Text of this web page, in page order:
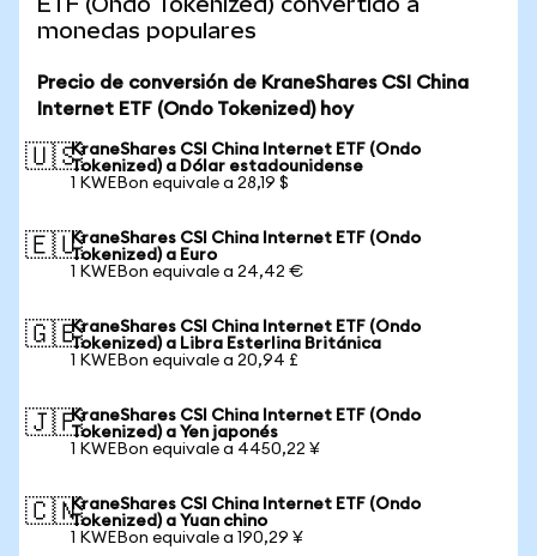
monedas populares
Precio de conversión de KraneShares CSI China
Internet ETF (Ondo Tokenized) hoy
🇺🇸KraneShares CSI China Internet ETF (Ondo
Tokenized) a Dólar estadounidense
1 KWEBon equivale a 28,19 $
🇪🇺KraneShares CSI China Internet ETF (Ondo
Tokenized) a Euro
1 KWEBon equivale a 24,42 €
🇬🇧KraneShares CSI China Internet ETF (Ondo
Tokenized) a Libra Esterlina Británica
1 KWEBon equivale a 20,94 £
🇯🇵KraneShares CSI China Internet ETF (Ondo
Tokenized) a Yen japonés
1 KWEBon equivale a 4450,22 ¥
🇨🇳KraneShares CSI China Internet ETF (Ondo
Tokenized) a Yuan chino
1 KWEBon equivale a 190,29 ¥